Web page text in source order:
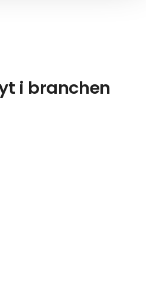
i branchen